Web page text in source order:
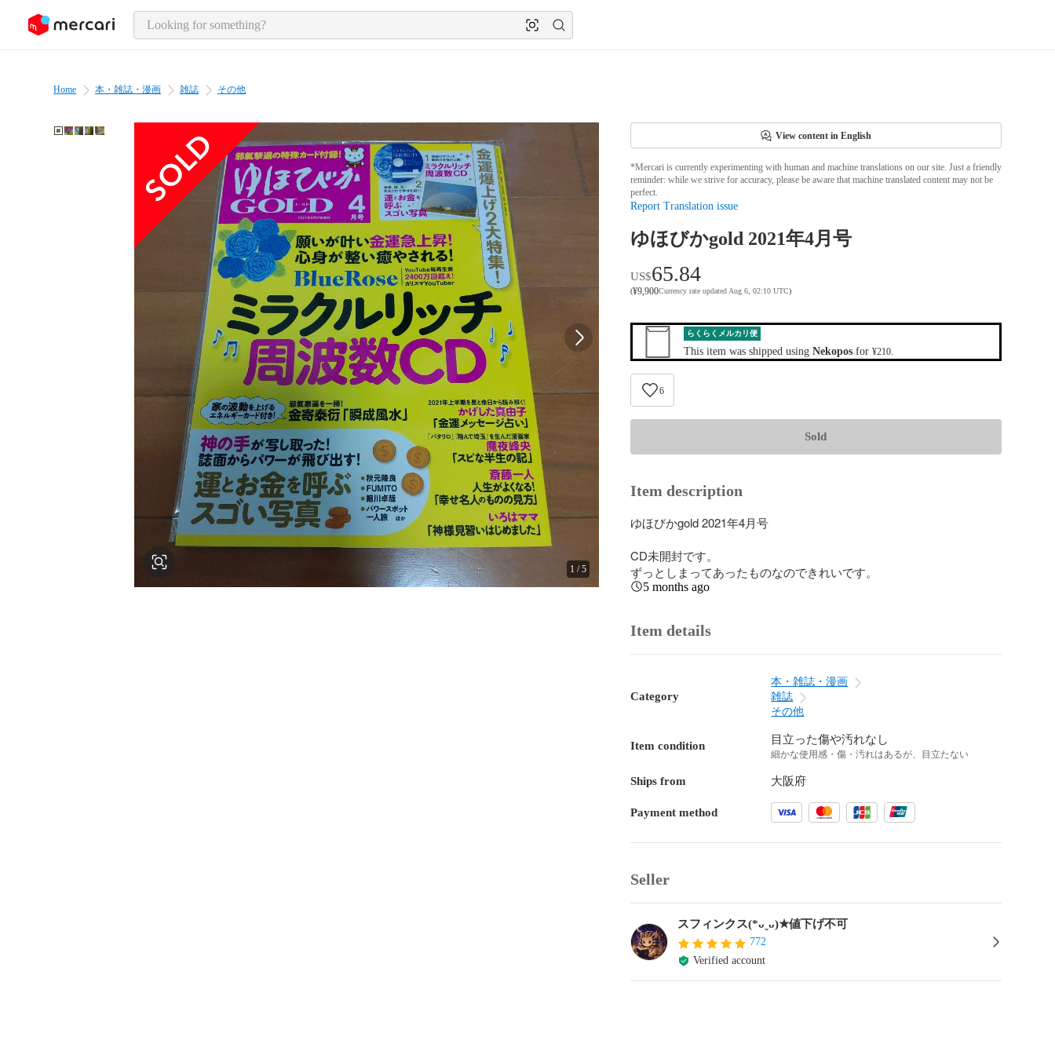
page content
Home 本・雑誌・漫画 雑誌 その他
1 /5
View content in English
*Mercari is currently experimenting with human and machine translations on our site. Just a friendly
reminder: while we strive for accuracy, please be aware that machine translated content may not be
perfect.
Report Translation issue
ゆほびかgold 2021年4月号
US$65.84
(¥9,900Currency rate updated Aug 6, 02:10 UTC)
らくらくメルカリ便
This item was shipped using Nekoposfor ¥210.
6
Sold
Item description
ゆほびかgold 2021年4月号
CD未開封です。
ずっとしまってあったものなのできれいです。
5 months ago
Item details
Category
本・雑誌・漫画
雑誌
その他
Item condition 目立った傷や汚れなし
細かな使用感・傷・汚れはあるが、目立たない
Ships from 大阪府
Payment method
Seller
スフィンクス(*ᴗˬᴗ)★値下げ不可
772
Verified account